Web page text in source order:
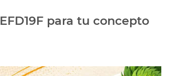
para tu concepto